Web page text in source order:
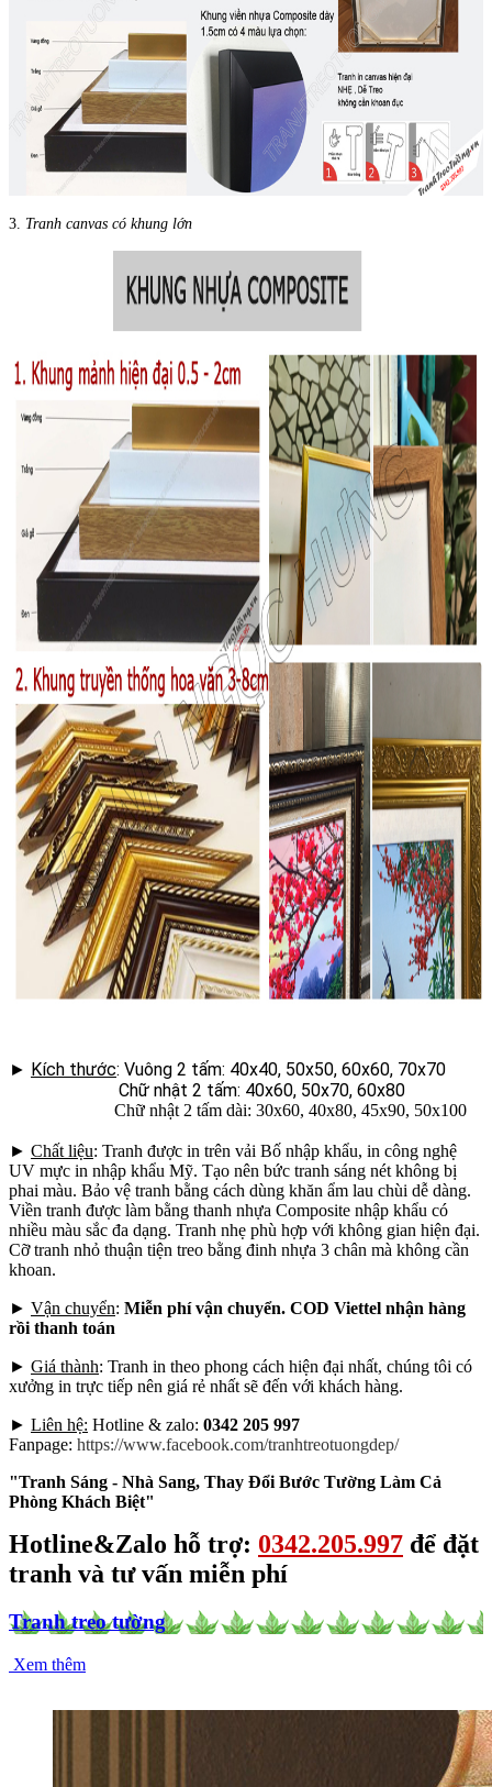
3. Tranh canvas có khung lớn
► Kích thước: Vuông 2 tấm: 40x40, 50x50, 60x60, 70x70
Chữ nhật 2 tấm: 40x60, 50x70, 60x80
Chữ nhật 2 tấm dài: 30x60, 40x80, 45x90, 50x100
► Chất liệu: Tranh được in trên vải Bố nhập khẩu, in công nghệ
UV mực in nhập khẩu Mỹ. Tạo nên bức tranh sáng nét không bị
phai màu. Bảo vệ tranh bằng cách dùng khăn ẩm lau chùi dễ dàng.
Viền tranh được làm bằng thanh nhựa Composite nhập khẩu có
nhiều màu sắc đa dạng. Tranh nhẹ phù hợp với không gian hiện đại.
Cỡ tranh nhỏ thuận tiện treo bằng đinh nhựa 3 chân mà không cần
khoan.
► Vận chuyển: Miễn phí vận chuyển. COD Viettel nhận hàng
rồi thanh toán
► Giá thành: Tranh in theo phong cách hiện đại nhất, chúng tôi có
xưởng in trực tiếp nên giá rẻ nhất sẽ đến với khách hàng.
► Liên hệ: Hotline & zalo: 0342 205 997
Fanpage: https://www.facebook.com/tranhtreotuongdep/
"Tranh Sáng - Nhà Sang, Thay Đổi Bước Tường Làm Cả
Phòng Khách Biệt"
Hotline&Zalo hỗ trợ: 0342.205.997 để đặt
tranh và tư vấn miễn phí
Tranh treo tường
Xem thêm